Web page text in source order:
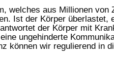
welches aus Millionen von
Ist der Körper überlastet,
der Körper mit
ungehinderte
können wir regulierend in